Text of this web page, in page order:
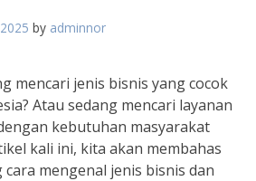
by adminnor
mencari jenis bisnis yang cocok
Atau sedang mencari layanan
kebutuhan masyarakat
kali ini, kita akan membahas
mengenal jenis bisnis dan